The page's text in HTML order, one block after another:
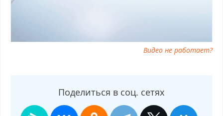
Видео не работает?
Поделиться в соц. сетях